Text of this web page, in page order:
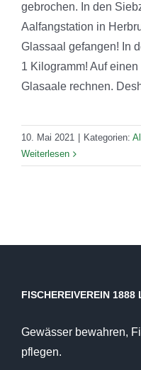
gebrochen. In den
Aalfangstation in
Glassaal gefangen! In
1 Kilogramm! Auf
Glasaale rechnen.
10. Mai 2021 Kategorien:
Weiterlesen
FISCHEREIVEREIN 1888
Gewässer bewahren,
pflegen.